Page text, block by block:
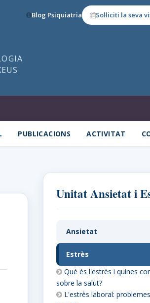
Blog Psiquiatria Sol·liciti la seva
PUBLICACIONS ACTIVITAT
Unitat Ansietat i
Ansietat
Estrès
Què és l'estrès i quines
sobre la salut?
L'estrès laboral: